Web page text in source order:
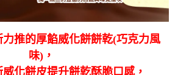
推的厚餡威化餅餅乾(巧克力風
味)，
化餅皮提升餅乾酥脆口感，